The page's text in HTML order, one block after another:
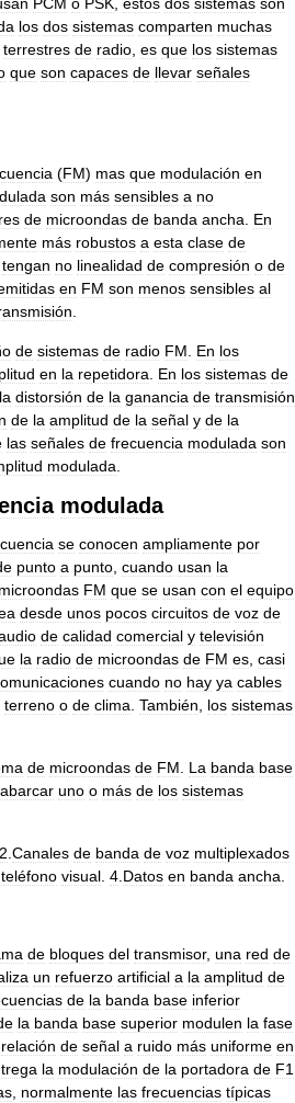
los dos sistemas comparten muchas
terrestres de radio es que los sistemas
que son capaces de llevar señales
(FM) mas que modulación en
son más sensibles a no
de microondas de banda ancha
En
más robustos a esta clase de
tengan no linealidad de compresión o de
en FM son menos sensibles al
de sistemas de radio FM En los
en la repetidora En los sistemas de
la distorsión de la ganancia de transmisión
de la amplitud de la señal y de la
las señales de frecuencia modulada son
modulada
modulada
se conocen ampliamente por
punto a punto cuando usan la
microondas FM que se usan con el equipo
desde unos pocos circuitos de voz de
de calidad comercial y televisión
la radio de microondas de FM es casi
cuando no hay ya cables
terreno o de clima También los sistemas
de microondas de FM La banda base
abarcar uno o más de los sistemas
2 Canales de banda de voz multiplexados
teléfono visual 4 Datos en banda ancha
de bloques del transmisor, una red de
un refuerzo artificial a la amplitud de
de la banda base inferior
la banda base superior modulen la fase
relación de señal a ruido más uniforme en
la modulación de la portadora de F1
normalmente las frecuencias típicas